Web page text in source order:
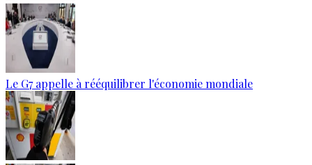
Le G7 appelle à rééquilibrer l'économie mondiale